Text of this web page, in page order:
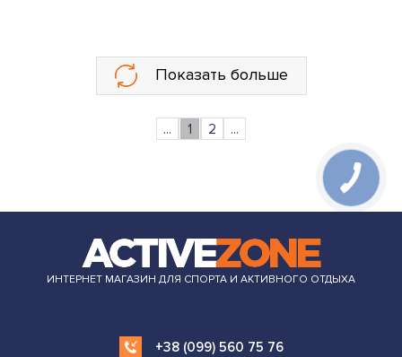
Показать больше
... 1 2 ...
ИНТЕРНЕТ МАГАЗИН ДЛЯ СПОРТА И АКТИВНОГО ОТДЫХА
+38 (099) 560 75 76